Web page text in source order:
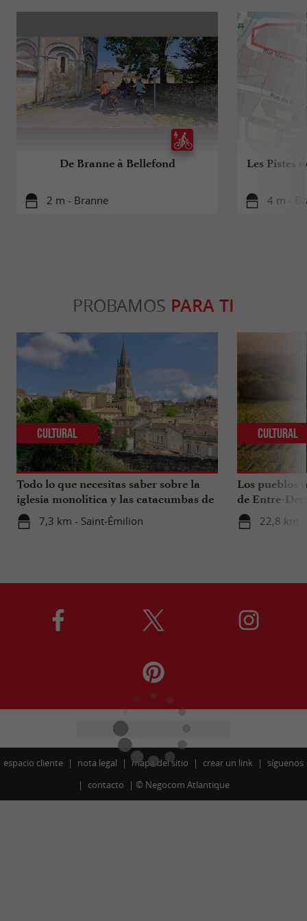
De Branne à Bellefond
2 m - Branne
Les Pistes
4 m -
PROBAMOS PARA TI
Todo lo que necesitas saber sobre la
iglesia monolítica y las catacumbas de
Saint-Émilion.
7,3 km - Saint-Émilion
Cultural
Los pueblos
de Entre-
22,8 km -
Cultural
espacio cliente nota legal mapa del sitio crear un link
síguenos
contacto
© Negocom Atlantique